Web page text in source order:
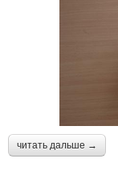
читать дальше →